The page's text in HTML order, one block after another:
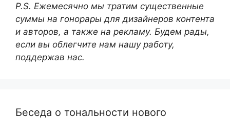
P.S. Ежемесячно мы тратим существенные
суммы на гонорары для дизайнеров контента
и авторов, а также на рекламу. Будем рады,
если вы облегчите нам нашу работу,
поддержав нас.
Беседа о тональности нового